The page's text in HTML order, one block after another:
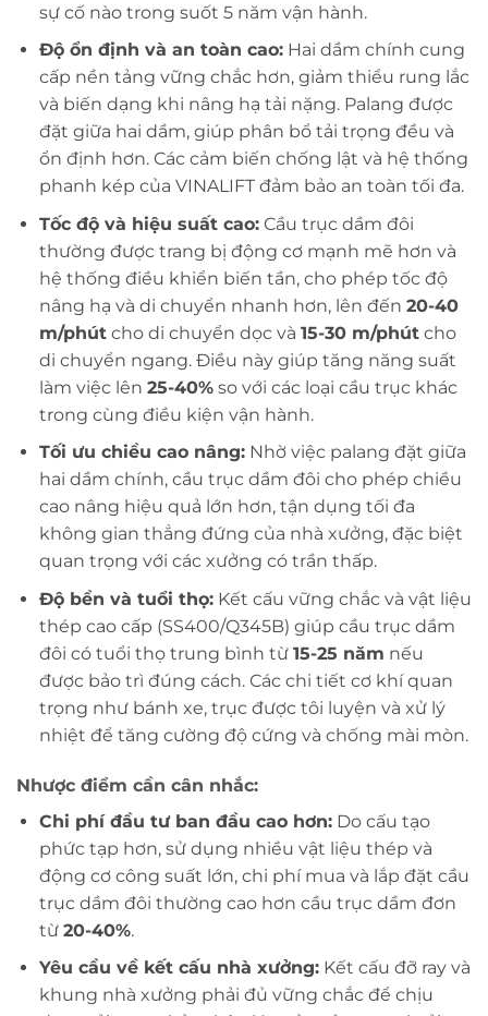
sự cố nào trong suốt 5 năm vận hành.
Độ ổn định và an toàn cao:Hai dầm chính cung
cấp nền tảng vững chắc hơn, giảm thiểu rung lắc
và biến dạng khi nâng hạ tải nặng. Palang được
đặt giữa hai dầm, giúp phân bổ tải trọng đều và
ổn định hơn. Các cảm biến chống lật và hệ thống
phanh kép của VINALIFT đảm bảo an toàn tối đa.
Tốc độ và hiệu suất cao:Cầu trục dầm đôi
thường được trang bị động cơ mạnh mẽ hơn và
hệ thống điều khiển biến tần, cho phép tốc độ
nâng hạ và di chuyển nhanh hơn, lên đến 20-40
m/phútcho di chuyển dọc và 15-30 m/phútcho
di chuyển ngang. Điều này giúp tăng năng suất
làm việc lên 25-40%so với các loại cầu trục khác
trong cùng điều kiện vận hành.
Tối ưu chiều cao nâng:Nhờ việc palang đặt giữa
hai dầm chính, cầu trục dầm đôi cho phép chiều
cao nâng hiệu quả lớn hơn, tận dụng tối đa
không gian thẳng đứng của nhà xưởng, đặc biệt
quan trọng với các xưởng có trần thấp.
Độ bền và tuổi thọ:Kết cấu vững chắc và vật liệu
thép cao cấp (SS400/Q345B) giúp cầu trục dầm
đôi có tuổi thọ trung bình từ 15-25 năm nếu
được bảo trì đúng cách. Các chi tiết cơ khí quan
trọng như bánh xe, trục được tôi luyện và xử lý
nhiệt để tăng cường độ cứng và chống mài mòn.
Nhược điểm cần cân nhắc:
Chi phí đầu tư ban đầu cao hơn:Do cấu tạo
phức tạp hơn, sử dụng nhiều vật liệu thép và
động cơ công suất lớn, chi phí mua và lắp đặt cầu
trục dầm đôi thường cao hơn cầu trục dầm đơn
từ 20-40%.
Yêu cầu về kết cấu nhà xưởng:Kết cấu đỡ ray và
khung nhà xưởng phải đủ vững chắc để chịu